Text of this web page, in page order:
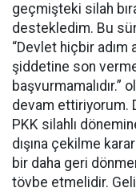
geçmişteki silah
destekledim. Bu
“Devlet hiçbir
şiddetine son
başvurmamalıdır.”
devam ettiriyorum.
PKK silahlı
dışına çekilme
bir daha geri
tövbe etmelidir.